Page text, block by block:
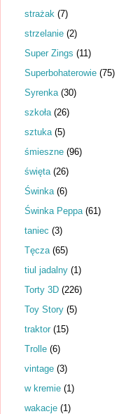
strażak (7)
strzelanie (2)
Super Zings (11)
Superbohaterowie (75)
Syrenka (30)
szkoła (26)
sztuka (5)
śmieszne (96)
święta (26)
Świnka (6)
Świnka Peppa (61)
taniec (3)
Tęcza (65)
tiul jadalny (1)
Torty 3D (226)
Toy Story (5)
traktor (15)
Trolle (6)
vintage (3)
w kremie (1)
wakacje (1)